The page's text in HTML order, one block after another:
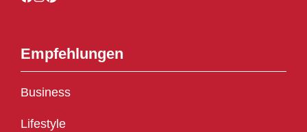
Empfehlungen
Business
Lifestyle